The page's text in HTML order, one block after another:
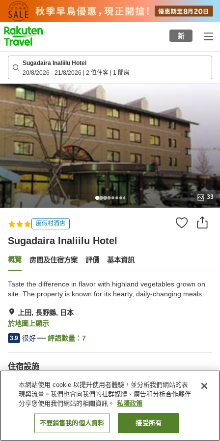
to
top
page
新
Sugadaira Inaliilu Hotel
20/8/2026 - 21/8/2026 | 2 位住客 | 1 間房
33
度假村酒店
Sugadaira Inaliilu Hotel
概覽 房間及住宿方案 評價 基本資訊
Taste the difference in flavor with highland vegetables grown on
site. The property is known for its hearty, daily-changing meals.
上田, 長野縣, 日本
於地圖上顯示
3.9 很好 評語數量： 7
住宿設施
停車場
桑拿
餐廳
休息室
找客房
本網站使用 cookie 以提升使用者體驗，並分析我們網站的表
現與流量。我們也會向我們的社群媒體、廣告和分析合作夥伴
分享您使用我們網站的相關資訊。
私隱政策
不要銷售我的個人資料 接受所有